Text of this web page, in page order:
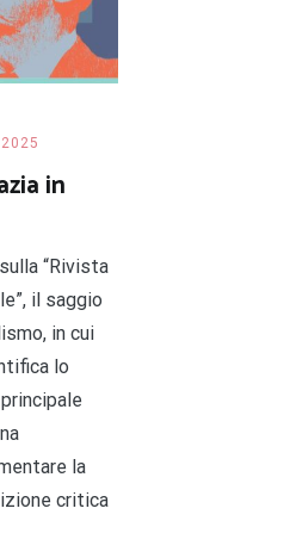
in
“Rivista
il saggio
in cui
lo
la
critica